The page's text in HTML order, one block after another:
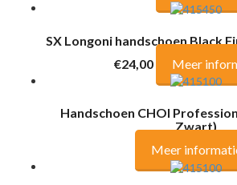
SX Longoni handschoen Black
€24,00
Meer
Handschoen CHOI
Zwart)
Meer